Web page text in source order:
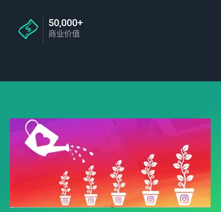
50,000+
商业价值